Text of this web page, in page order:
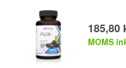
185,80
MOMS